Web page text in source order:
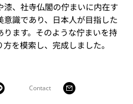
漆、社寺仏閣の佇まいに内在す
意識であり、日本人が目指した
ます。そのような佇まいを持
を模索し、完成しました。
Contact